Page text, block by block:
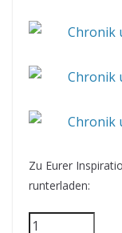
Zu Eurer
runterladen: